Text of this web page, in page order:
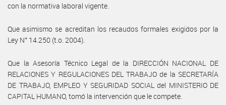
con la normativa laboral vigente.
Que asimismo se acreditan los recaudos formales exigidos por la
Ley N° 14.250 (t.o. 2004).
Que la Asesoría Técnico Legal de la DIRECCIÓN NACIONAL DE
RELACIONES Y REGULACIONES DEL TRABAJO de la SECRETARÍA
DE TRABAJO, EMPLEO Y SEGURIDAD SOCIAL del MINISTERIO DE
CAPITAL HUMANO, tomó la intervención que le compete.